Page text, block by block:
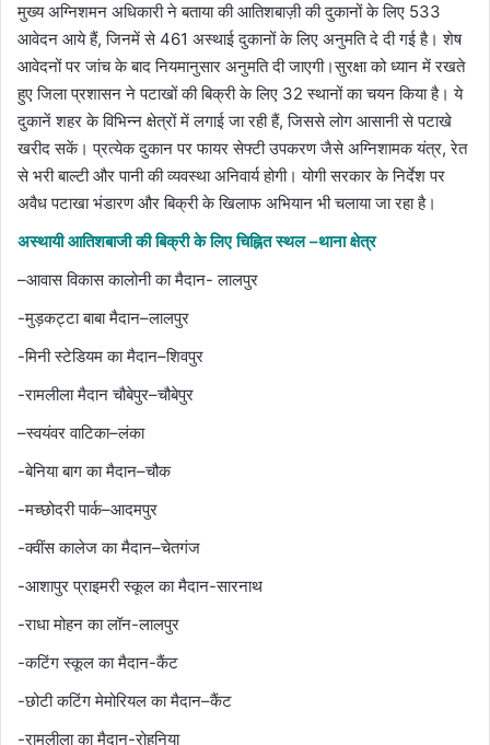
मुख्य अग्निशमन अधिकारी ने बताया की आतिशबाज़ी की दुकानों के लिए 533
आवेदन आये हैं, जिनमें से 461 अस्थाई दुकानों के लिए अनुमति दे दी गई है। शेष
आवेदनों पर जांच के बाद नियमानुसार अनुमति दी जाएगी।सुरक्षा को ध्यान में रखते
हुए जिला प्रशासन ने पटाखों की बिक्री के लिए 32 स्थानों का चयन किया है। ये
दुकानें शहर के विभिन्न क्षेत्रों में लगाई जा रही हैं, जिससे लोग आसानी से पटाखे
खरीद सकें। प्रत्येक दुकान पर फायर सेफ्टी उपकरण जैसे अग्निशामक यंत्र, रेत
से भरी बाल्टी और पानी की व्यवस्था अनिवार्य होगी। योगी सरकार के निर्देश पर
अवैध पटाखा भंडारण और बिक्री के खिलाफ अभियान भी चलाया जा रहा है।
अस्थायी आतिशबाजी की बिक्री के लिए चिह्नित स्थल –थाना क्षेत्र
–आवास विकास कालोनी का मैदान- लालपुर
-मुड़कट्टा बाबा मैदान–लालपुर
-मिनी स्टेडियम का मैदान–शिवपुर
-रामलीला मैदान चौबेपुर–चौबेपुर
–स्वयंवर वाटिका–लंका
-बेनिया बाग का मैदान–चौक
-मच्छोदरी पार्क–आदमपुर
-क्वींस कालेज का मैदान–चेतगंज
-आशापुर प्राइमरी स्कूल का मैदान-सारनाथ
-राधा मोहन का लॉन-लालपुर
-कटिंग स्कूल का मैदान-कैंट
-छोटी कटिंग मेमोरियल का मैदान–कैंट
-रामलीला का मैदान-रोहनिया